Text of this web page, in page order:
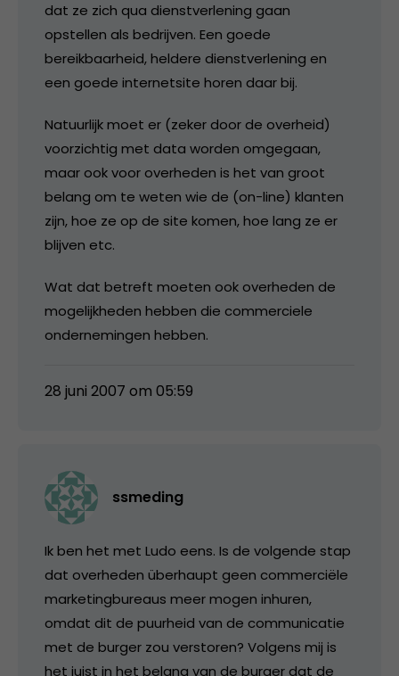
dat ze zich qua dienstverlening gaan
opstellen als bedrijven. Een goede
bereikbaarheid, heldere dienstverlening en
een goede internetsite horen daar bij.
Natuurlijk moet er (zeker door de overheid)
voorzichtig met data worden omgegaan,
maar ook voor overheden is het van groot
belang om te weten wie de (on-line) klanten
zijn, hoe ze op de site komen, hoe lang ze er
blijven etc.
Wat dat betreft moeten ook overheden de
mogelijkheden hebben die commerciele
ondernemingen hebben.
28 juni 2007 om 05:59
ssmeding
Ik ben het met Ludo eens. Is de volgende stap
dat overheden überhaupt geen commerciële
marketingbureaus meer mogen inhuren,
omdat dit de puurheid van de communicatie
met de burger zou verstoren? Volgens mij is
het juist in het belang van de burger dat de